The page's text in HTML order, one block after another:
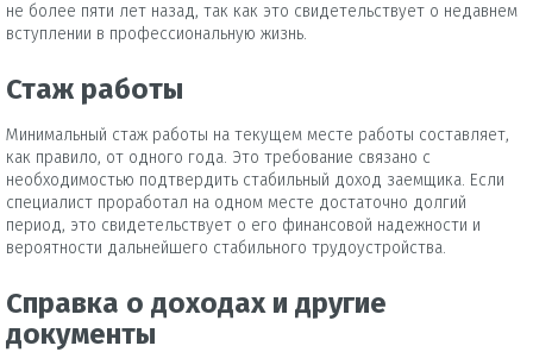
не более пяти лет назад, так как это свидетельствует о недавнем
вступлении в профессиональную жизнь.
Стаж работы
Минимальный стаж работы на текущем месте работы составляет,
как правило, от одного года. Это требование связано с
необходимостью подтвердить стабильный доход заемщика. Если
специалист проработал на одном месте достаточно долгий
период, это свидетельствует о его финансовой надежности и
вероятности дальнейшего стабильного трудоустройства.
Справка о доходах и другие
документы